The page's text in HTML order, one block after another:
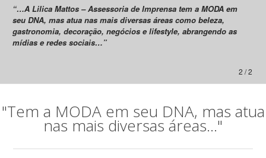
“…A Lilica Mattos – Assessoria de Imprensa tem a MODA em
seu DNA, mas atua nas mais diversas áreas como beleza,
gastronomia, decoração, negócios e lifestyle, abrangendo as
mídias e redes sociais…”
2 / 2
"Tem a MODA em seu DNA, mas atua
nas mais diversas áreas..."